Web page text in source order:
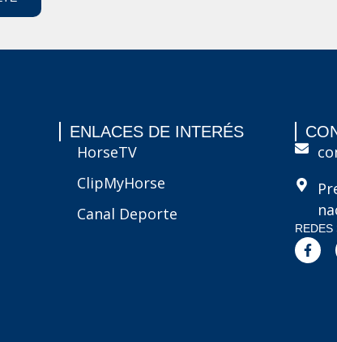
ENLACES DE INTERÉS
HorseTV
ClipMyHorse
Canal Deporte
REDES
F
a
c